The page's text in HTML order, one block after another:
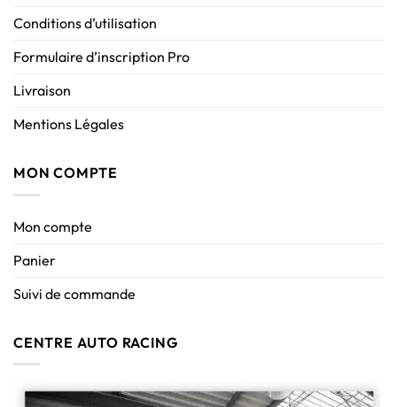
Conditions d’utilisation
Formulaire d’inscription Pro
Livraison
Mentions Légales
MON COMPTE
Mon compte
Panier
Suivi de commande
CENTRE AUTO RACING